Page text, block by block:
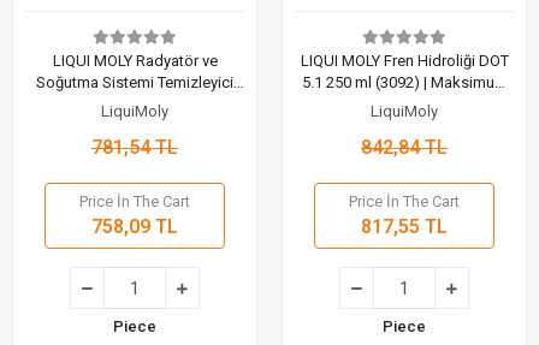
LIQUI MOLY Radyatör ve
Soğutma Sistemi Temizleyici
(3320) | Maksimum Soğutma
Performansı (300 Ml)
LiquiMoly
781,54 TL
Price İn The Cart
758,09 TL
Piece
LIQUI MOLY Fren Hidroliği DOT
5.1 250 ml (3092) | Maksimum
Güvenlik ve Üstün Performans
(250 Ml)
LiquiMoly
842,84 TL
Price İn The Cart
817,55 TL
Piece